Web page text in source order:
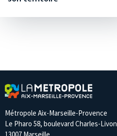
Métropole Aix-Marseille-Provence
Le Pharo 58, boulevard Charles-Livon